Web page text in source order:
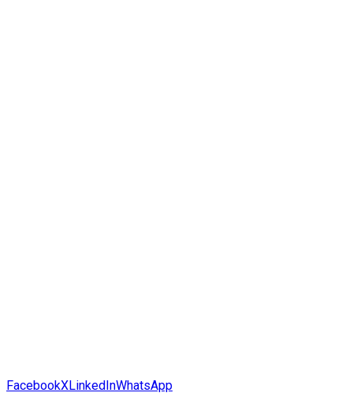
FacebookXLinkedInWhatsApp